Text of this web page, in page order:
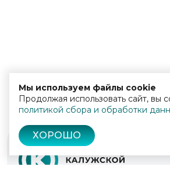
Мы используем файлы cookie
Продолжая использовать сайт, вы
политикой сбора и обработки
ХОРОШО